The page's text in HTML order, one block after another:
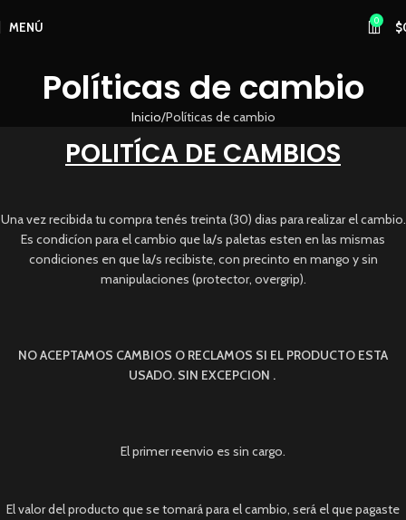
MENÚ 0 $
Políticas de cambio
Inicio Políticas de cambio
POLITÍCA DE CAMBIOS
Una vez recibida tu compra tenés treinta (30) dias para realizar el cambio.
Es condicíon para el cambio que la/s paletas esten en las mismas
condiciones en que la/s recibiste, con precinto en mango y sin
manipulaciones (protector, overgrip).
NO ACEPTAMOS CAMBIOS O RECLAMOS SI EL PRODUCTO ESTA
USADO. SIN EXCEPCION .
El primer reenvio es sin cargo.
El valor del producto que se tomará para el cambio, será el que pagaste